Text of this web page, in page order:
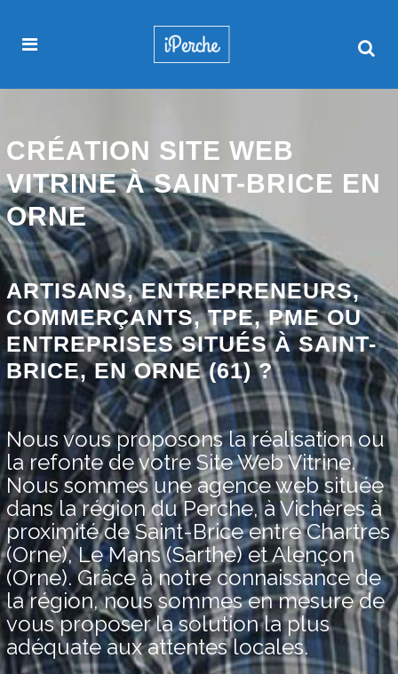
CRÉATION SITE WEB
VITRINE À SAINT-BRICE EN
ORNE
ARTISANS, ENTREPRENEURS,
COMMERÇANTS, TPE, PME OU
ENTREPRISES SITUÉS À SAINT-
BRICE, EN ORNE (61) ?
Nous vous proposons la réalisation ou
la refonte de votre Site Web Vitrine.
Nous sommes une agence web située
dans la région du Perche, à Vichères à
proximité de Saint-Brice entre Chartres
(Orne), Le Mans (Sarthe) et Alençon
(Orne). Grâce à notre connaissance de
la région, nous sommes en mesure de
vous proposer la solution la plus
adéquate aux attentes locales.